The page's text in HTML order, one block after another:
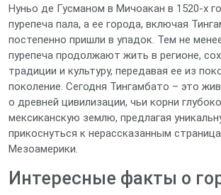
Нуньо де Гусманом в Мичоакан в 1520-х
пурепеча пала, а ее города, включая
постепенно пришли в упадок. Тем не
пурепеча продолжают жить в регионе,
традиции и культуру, передавая ее из
поколение. Сегодня Тингамбато – это
о древней цивилизации, чьи корни
мексиканскую землю, предлагая
прикоснуться к нерассказанным
Мезоамерики.
Интересные факты о